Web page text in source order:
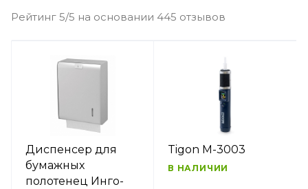
Рейтинг 5/5 на основании 445 отзывов
Диспенсер для
бумажных
полотенец Инго-
Tigon M-3003
В НАЛИЧИИ